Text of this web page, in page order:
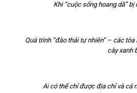
Khi “cuộc sống hoang dã”
Quá trình “đào thải tự nhiên” – các
cây xanh
Ai có thể chỉ được địa chỉ và cá